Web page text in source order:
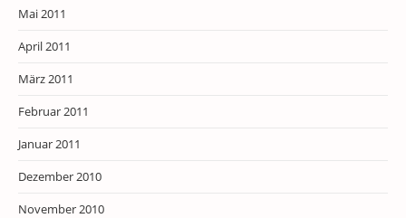
Mai 2011
April 2011
März 2011
Februar 2011
Januar 2011
Dezember 2010
November 2010